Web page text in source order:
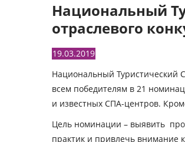
Национальный
отраслевого
19.03.2019
Национальный Туристический
всем победителям в 21
и известных СПА-центров.
Цель номинации – выявить
практик и привлечь внимание